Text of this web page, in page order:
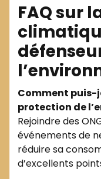
FAQ sur
Comment puis-
protection de
Rejoindre des
événements de
réduire sa
d’excellents